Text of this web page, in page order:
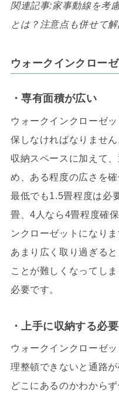
関連記事:家事動線を考
とは？注意点も併せて
ウォークインクロー
・専有面積が広い
ウォークインクローゼ
保しなければなりません
収納スペースに加えて
め、ある程度の広さを
最低でも1.5畳程度は必
畳、4人なら4畳程度確
ンクローゼットになりま
あまり広く取り過ぎる
ことが難しくなってし
必要です。
・上手に収納する必
ウォークインクローゼ
理整頓できないと通路
どこにあるのかわから